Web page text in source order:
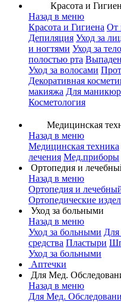
Красота и
Назад в меню
Красота и Гигиена От
Депиляция Уход за
и ногтями Уход за
полостью рта
Уход за волосами
Декоративная
макияжа Для
Косметология
Медицинская
Назад в меню
Медицинская техника
лечения Мед.приборы
Ортопедия и
Назад в меню
Ортопедия и
Ортопедические
Уход за больными
Назад в меню
Уход за больными
средства Пластыри
Уход за больными
Аптечки
Для Мед.
Назад в меню
Для Мед.